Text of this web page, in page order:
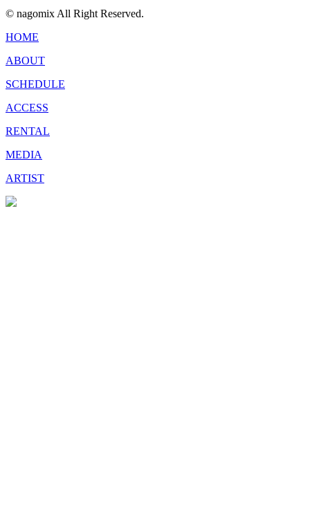
© nagomix All Right Reserved.
HOME
ABOUT
SCHEDULE
ACCESS
RENTAL
MEDIA
ARTIST